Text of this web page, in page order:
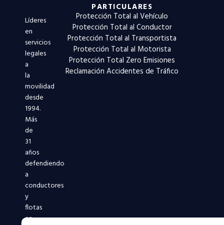
Líderes
en
servicios
legales
a
la
movilidad
desde
1994.
Más
de
31
años
defendiendo
a
conductores
y
flotas
en
PARTICULARES
Protección Total al Vehículo
Protección Total al Conductor
Protección Total al Transportista
Protección Total al Motorista
Protección Total Zero Emisiones
Reclamación Accidentes de Tráfico